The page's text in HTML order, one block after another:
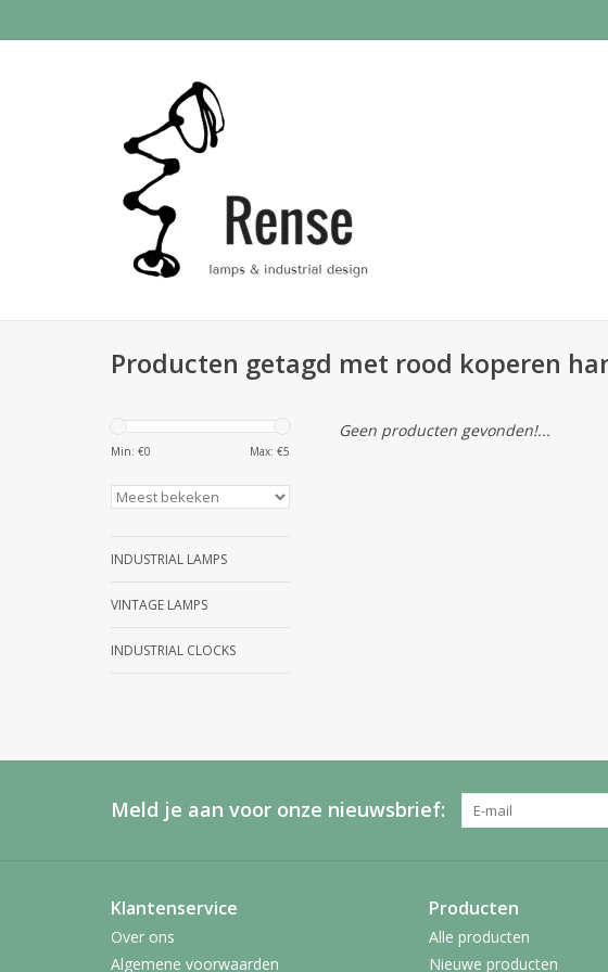
Producten getagd met rood koperen
Min: €0 Max: €5
INDUSTRIAL LAMPS
VINTAGE LAMPS
INDUSTRIAL CLOCKS
Geen producten gevonden!...
Meld je aan voor onze nieuwsbrief:
Klantenservice
Over ons
Algemene voorwaarden
Producten
Alle producten
Nieuwe producten